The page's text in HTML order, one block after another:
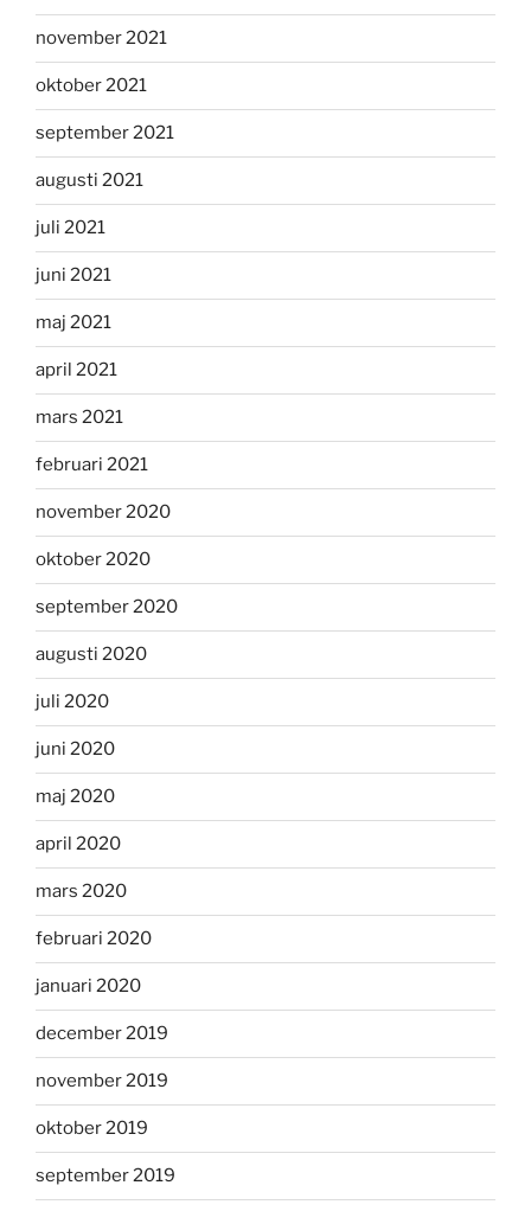
november 2021
oktober 2021
september 2021
augusti 2021
juli 2021
juni 2021
maj 2021
april 2021
mars 2021
februari 2021
november 2020
oktober 2020
september 2020
augusti 2020
juli 2020
juni 2020
maj 2020
april 2020
mars 2020
februari 2020
januari 2020
december 2019
november 2019
oktober 2019
september 2019